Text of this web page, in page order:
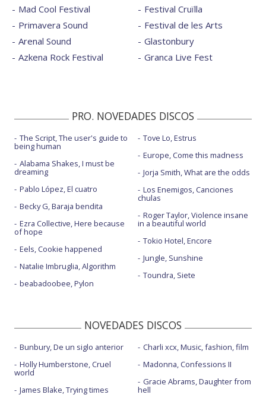
Mad Cool Festival
Primavera Sound
Arenal Sound
Azkena Rock Festival
Festival Cruïlla
Festival de les Arts
Glastonbury
Granca Live Fest
PRO. NOVEDADES DISCOS
The Script, The user's guide to
being human
Alabama Shakes, I must be
dreaming
Pablo López, El cuatro
Becky G, Baraja bendita
Ezra Collective, Here because
of hope
Eels, Cookie happened
Natalie Imbruglia, Algorithm
beabadoobee, Pylon
Tove Lo, Estrus
Europe, Come this madness
Jorja Smith, What are the odds
Los Enemigos, Canciones
chulas
Roger Taylor, Violence insane
in a beautiful world
Tokio Hotel, Encore
Jungle, Sunshine
Toundra, Siete
NOVEDADES DISCOS
Bunbury, De un siglo anterior
Holly Humberstone, Cruel
world
James Blake, Trying times
Charli xcx, Music, fashion, film
Madonna, Confessions II
Gracie Abrams, Daughter from
hell